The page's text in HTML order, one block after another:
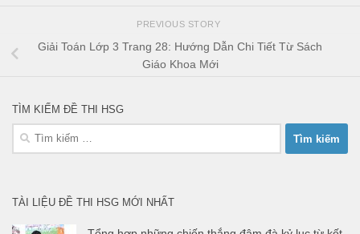
PREVIOUS STORY
Giải Toán Lớp 3 Trang 28: Hướng Dẫn Chi Tiết Từ Sách
Giáo Khoa Mới
TÌM KIẾM ĐỀ THI HSG
Tìm
kiếm
TÀI LIỆU ĐỀ THI HSG MỚI NHẤT